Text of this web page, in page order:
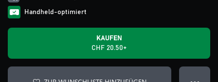
Handheld-optimiert
KAUFEN
CHF 20.50+